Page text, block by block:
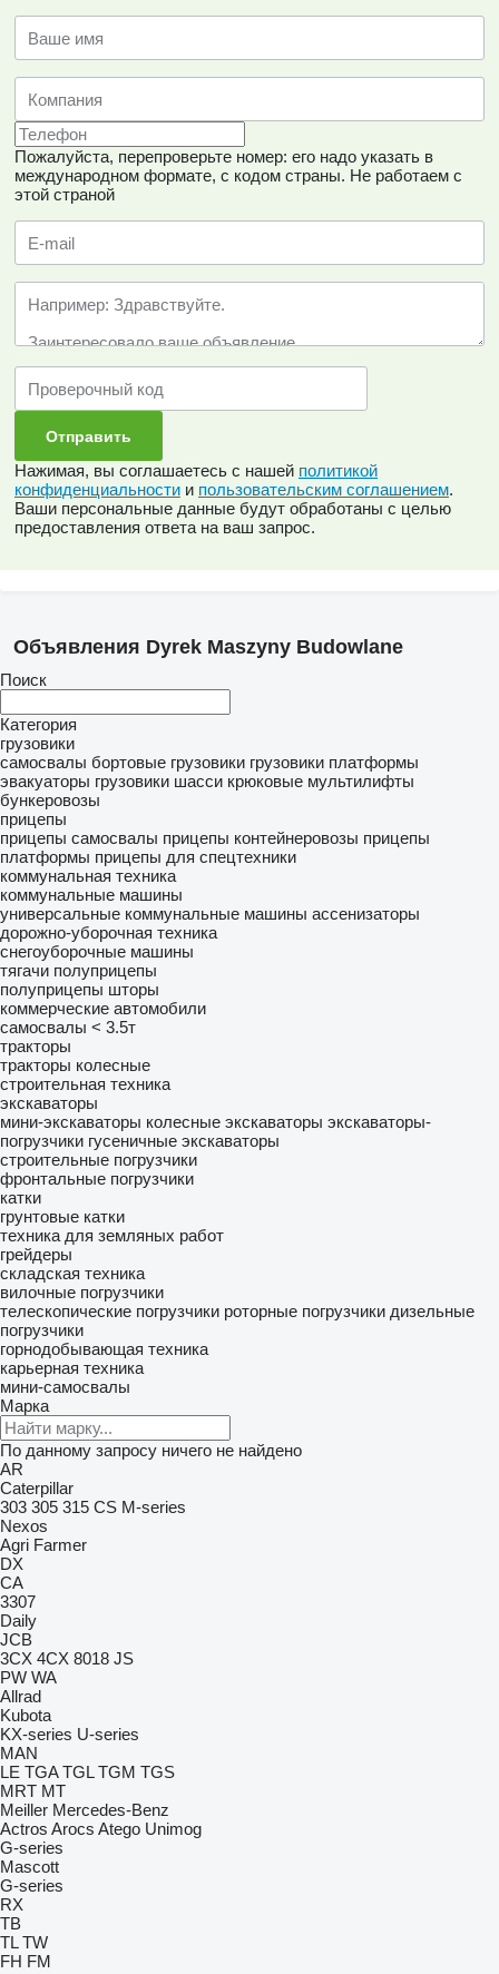
Пожалуйста, перепроверьте номер: его надо указать в
международном формате, с кодом страны. Не работаем с
этой страной
Нажимая, вы соглашаетесь с нашей политикой
конфиденциальности и пользовательским соглашением.
Ваши персональные данные будут обработаны с целью
предоставления ответа на ваш запрос.
Объявления Dyrek Maszyny Budowlane
Поиск
Категория
грузовики
самосвалы бортовые грузовики грузовики платформы
эвакуаторы грузовики шасси крюковые мультилифты
бункеровозы
прицепы
прицепы самосвалы прицепы контейнеровозы прицепы
платформы прицепы для спецтехники
коммунальная техника
коммунальные машины
универсальные коммунальные машины ассенизаторы
дорожно-уборочная техника
снегоуборочные машины
тягачи полуприцепы
полуприцепы шторы
коммерческие автомобили
самосвалы < 3.5т
тракторы
тракторы колесные
строительная техника
экскаваторы
мини-экскаваторы колесные экскаваторы экскаваторы-
погрузчики гусеничные экскаваторы
строительные погрузчики
фронтальные погрузчики
катки
грунтовые катки
техника для земляных работ
грейдеры
складская техника
вилочные погрузчики
телескопические погрузчики роторные погрузчики дизельные
погрузчики
горнодобывающая техника
карьерная техника
мини-самосвалы
Марка
По данному запросу ничего не найдено
AR
Caterpillar
303 305 315 CS M-series
Nexos
Agri Farmer
DX
CA
3307
Daily
JCB
3CX 4CX 8018 JS
PW WA
Allrad
Kubota
KX-series U-series
MAN
LE TGA TGL TGM TGS
MRT MT
Meiller Mercedes-Benz
Actros Arocs Atego Unimog
G-series
Mascott
G-series
RX
TB
TL TW
FH FM